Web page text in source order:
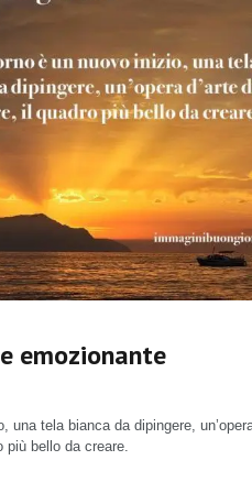
emozionante
una tela bianca da dipingere,
più bello da creare.